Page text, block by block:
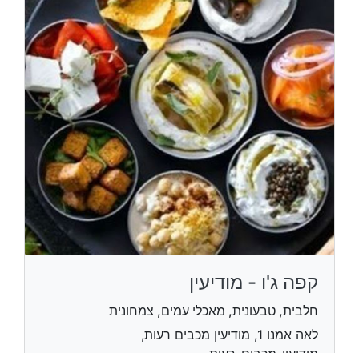
קפה ג'ו - מודיעין
חלבית, טבעונית, מאכלי עמים, צמחונית
לאה אמנו 1, מודיעין מכבים רעות,